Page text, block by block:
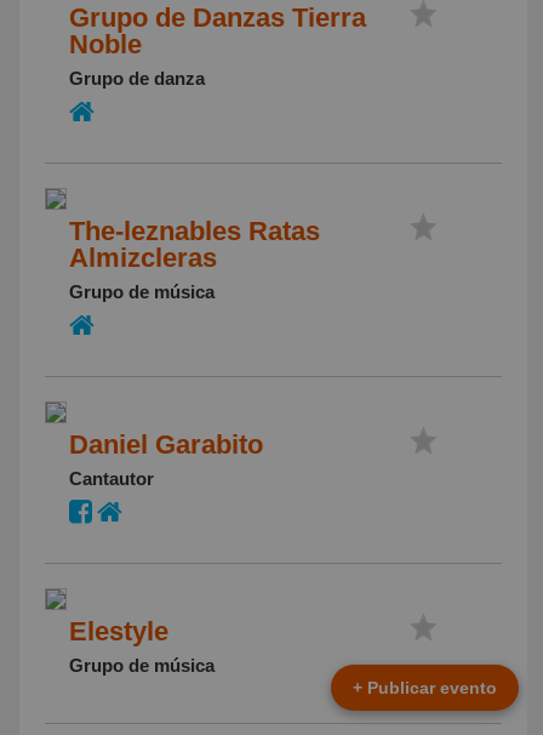
Grupo de Danzas Tierra
Noble
Grupo de danza
The-leznables Ratas
Almizcleras
Grupo de música
Daniel Garabito
Cantautor
Elestyle
Grupo de música
+ Publicar evento